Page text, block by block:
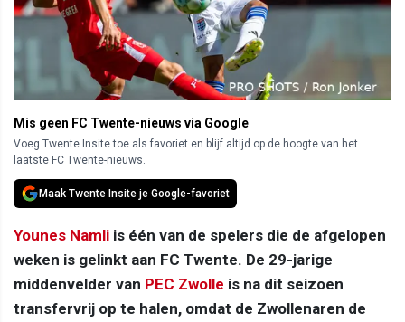
Mis geen FC Twente-nieuws via Google
Voeg Twente Insite toe als favoriet en blijf altijd op de hoogte van het
laatste FC Twente-nieuws.
Maak Twente Insite je Google-favoriet
Younes Namli is één van de spelers die de afgelopen
weken is gelinkt aan FC Twente. De 29-jarige
middenvelder van PEC Zwolle is na dit seizoen
transfervrij op te halen, omdat de Zwollenaren de